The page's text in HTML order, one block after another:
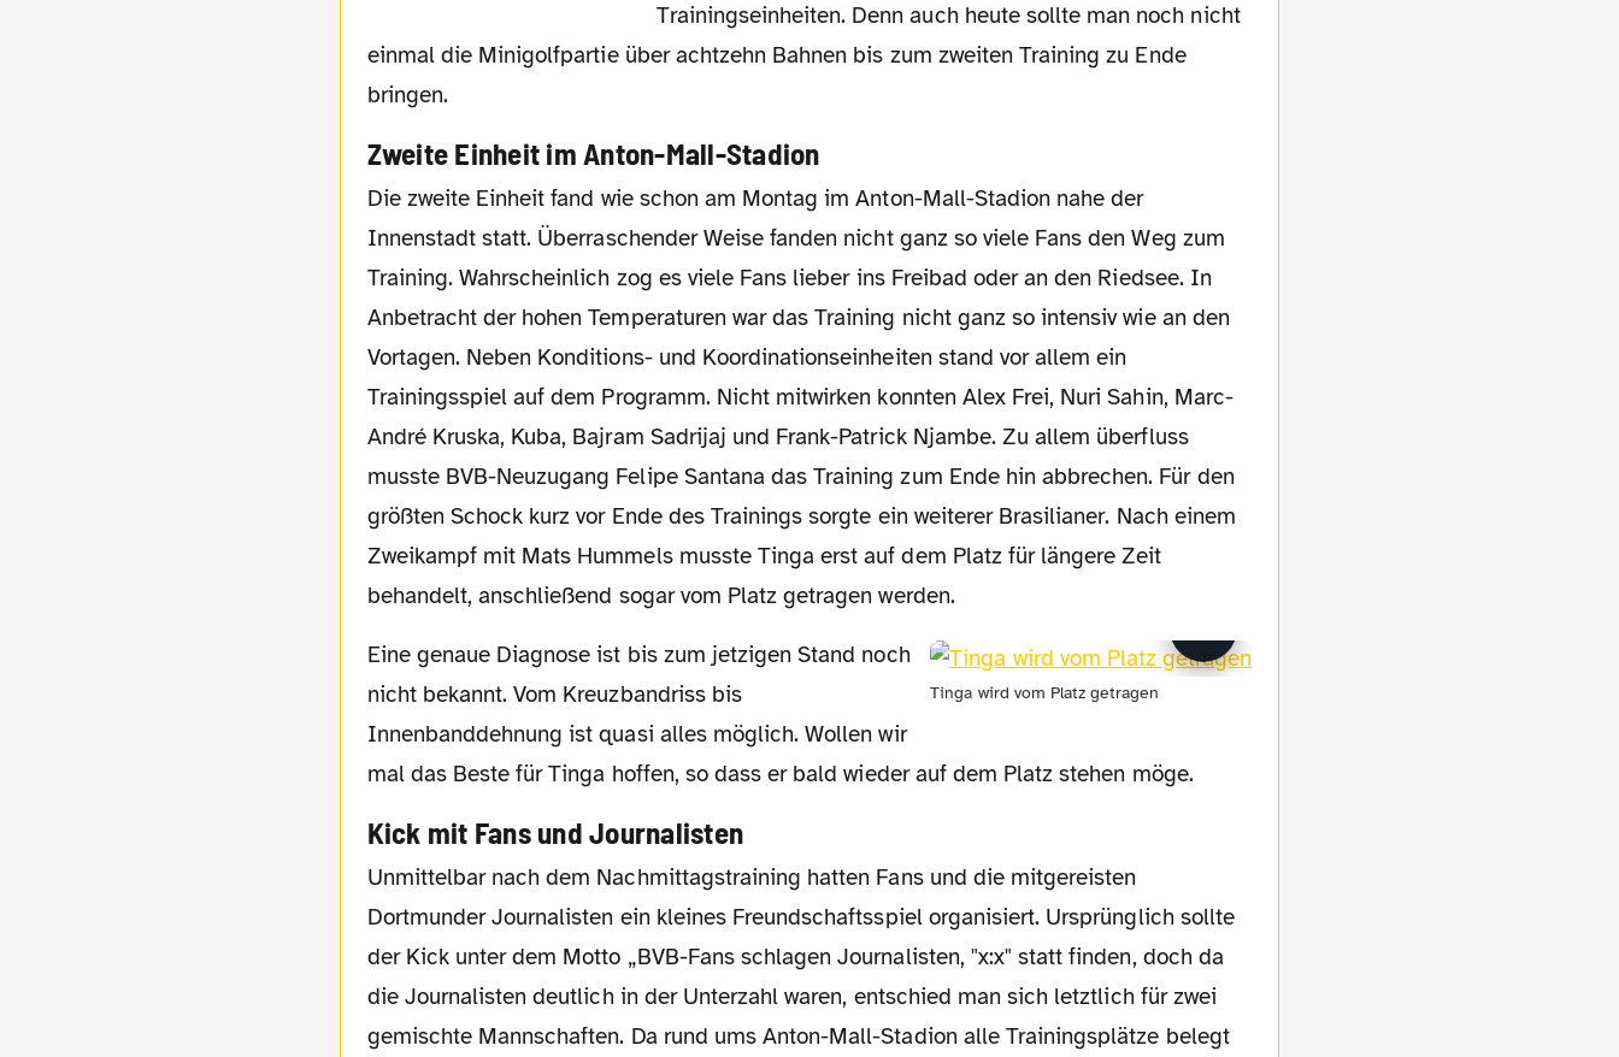
Trainingseinheiten. Denn auch heute sollte man noch nicht
einmal die Minigolfpartie über achtzehn Bahnen bis zum zweiten Training zu Ende
bringen.
Zweite Einheit im Anton-Mall-Stadion
Die zweite Einheit fand wie schon am Montag im Anton-Mall-Stadion nahe der
Innenstadt statt. Überraschender Weise fanden nicht ganz so viele Fans den Weg zum
Training. Wahrscheinlich zog es viele Fans lieber ins Freibad oder an den Riedsee. In
Anbetracht der hohen Temperaturen war das Training nicht ganz so intensiv wie an den
Vortagen. Neben Konditions- und Koordinationseinheiten stand vor allem ein
Trainingsspiel auf dem Programm. Nicht mitwirken konnten Alex Frei, Nuri Sahin, Marc-
André Kruska, Kuba, Bajram Sadrijaj und Frank-Patrick Njambe. Zu allem überfluss
musste BVB-Neuzugang Felipe Santana das Training zum Ende hin abbrechen. Für den
größten Schock kurz vor Ende des Trainings sorgte ein weiterer Brasilianer. Nach einem
Zweikampf mit Mats Hummels musste Tinga erst auf dem Platz für längere Zeit
behandelt, anschließend sogar vom Platz getragen werden.
Tinga wird vom Platz getragen
Eine genaue Diagnose ist bis zum jetzigen Stand noch
nicht bekannt. Vom Kreuzbandriss bis
Innenbanddehnung ist quasi alles möglich. Wollen wir
mal das Beste für Tinga hoffen, so dass er bald wieder auf dem Platz stehen möge.
Kick mit Fans und Journalisten
Unmittelbar nach dem Nachmittagstraining hatten Fans und die mitgereisten
Dortmunder Journalisten ein kleines Freundschaftsspiel organisiert. Ursprünglich sollte
der Kick unter dem Motto „BVB-Fans schlagen Journalisten, "x:x" statt finden, doch da
die Journalisten deutlich in der Unterzahl waren, entschied man sich letztlich für zwei
gemischte Mannschaften. Da rund ums Anton-Mall-Stadion alle Trainingsplätze belegt